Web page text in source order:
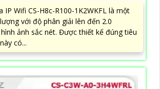
IP Wifi CS-H8c-R100-1K2WKFL là một
với độ phân giải lên đến 2.0
ảnh sắc nét. Được thiết kế đúng tiêu
có...